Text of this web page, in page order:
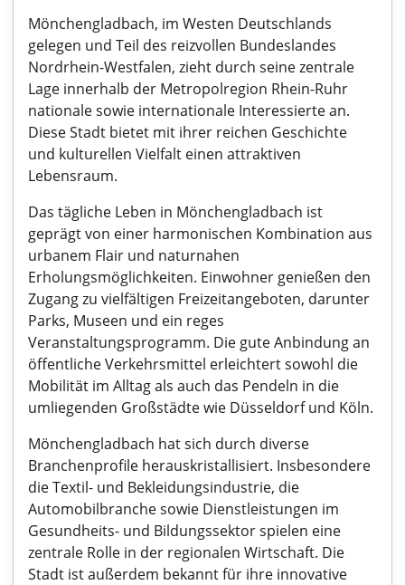
Mönchengladbach, im Westen Deutschlands
gelegen und Teil des reizvollen Bundeslandes
Nordrhein-Westfalen, zieht durch seine zentrale
Lage innerhalb der Metropolregion Rhein-Ruhr
nationale sowie internationale Interessierte an.
Diese Stadt bietet mit ihrer reichen Geschichte
und kulturellen Vielfalt einen attraktiven
Lebensraum.
Das tägliche Leben in Mönchengladbach ist
geprägt von einer harmonischen Kombination aus
urbanem Flair und naturnahen
Erholungsmöglichkeiten. Einwohner genießen den
Zugang zu vielfältigen Freizeitangeboten, darunter
Parks, Museen und ein reges
Veranstaltungsprogramm. Die gute Anbindung an
öffentliche Verkehrsmittel erleichtert sowohl die
Mobilität im Alltag als auch das Pendeln in die
umliegenden Großstädte wie Düsseldorf und Köln.
Mönchengladbach hat sich durch diverse
Branchenprofile herauskristallisiert. Insbesondere
die Textil- und Bekleidungsindustrie, die
Automobilbranche sowie Dienstleistungen im
Gesundheits- und Bildungssektor spielen eine
zentrale Rolle in der regionalen Wirtschaft. Die
Stadt ist außerdem bekannt für ihre innovative